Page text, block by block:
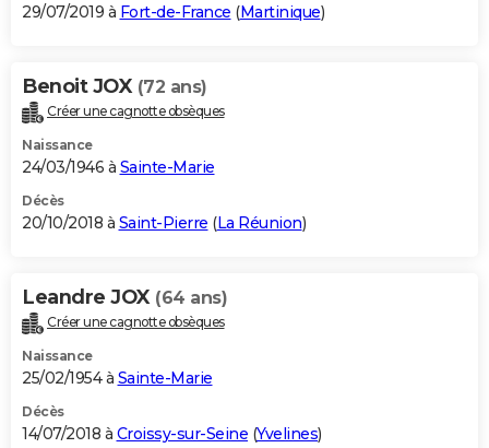
29/07/2019 à Fort-de-France (Martinique)
Benoit JOX (72 ans)
Créer une cagnotte obsèques
Naissance
24/03/1946 à Sainte-Marie
Décès
20/10/2018 à Saint-Pierre (La Réunion)
Leandre JOX (64 ans)
Créer une cagnotte obsèques
Naissance
25/02/1954 à Sainte-Marie
Décès
14/07/2018 à Croissy-sur-Seine (Yvelines)